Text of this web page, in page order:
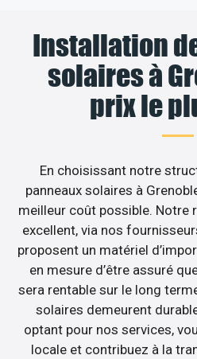
Installation
solaires à
prix le
En choisissant notre
panneaux solaires à
meilleur coût possible. Notre
excellent, via nos
proposent un matériel
en mesure d’être assuré
sera rentable sur le long
solaires demeurent
optant pour nos services,
locale et contribuez à la